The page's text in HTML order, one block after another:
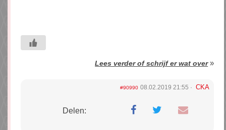
Lees verder of schrijf er wat over»
#90990 08.02.2019 21:55 CKA
Delen: